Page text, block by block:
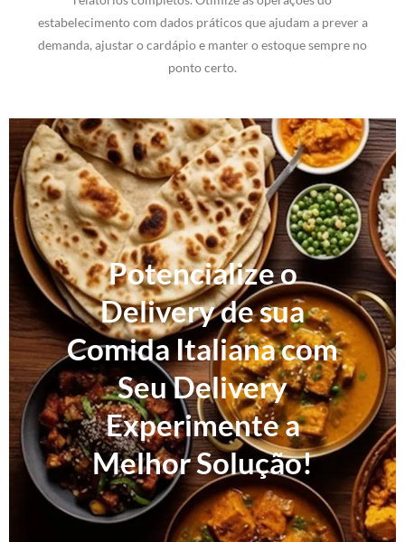
estabelecimento com dados práticos que ajudam a prever a
demanda, ajustar o cardápio e manter o estoque sempre no
ponto certo.
Potencialize o
Delivery de sua
Comida Italiana com
Seu Delivery
Experimente a
Melhor Solução!